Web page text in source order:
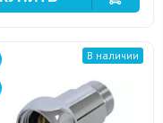
В наличии